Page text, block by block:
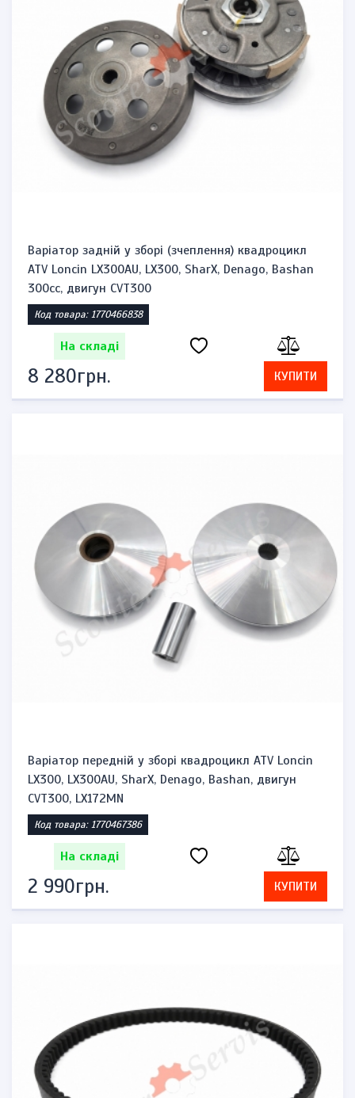
Варіатор задній у зборі (зчеплення) квадроцикл
ATV Loncin LX300AU, LX300, SharX, Denago, Bashan
300cc, двигун CVT300
Код товара: 1770466838
На складі
8 280грн. КУПИТИ
Варіатор передній у зборі квадроцикл ATV Loncin
LX300, LX300AU, SharX, Denago, Bashan, двигун
CVT300, LX172MN
Код товара: 1770467386
На складі
2 990грн. КУПИТИ